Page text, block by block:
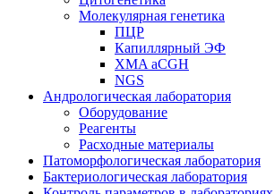
Молекулярная генетика
ПЦР
Капиллярный ЭФ
XMA aCGH
NGS
Андрологическая лаборатория
Оборудование
Реагенты
Расходные материалы
Патоморфологическая лаборатория
Бактериологическая лаборатория